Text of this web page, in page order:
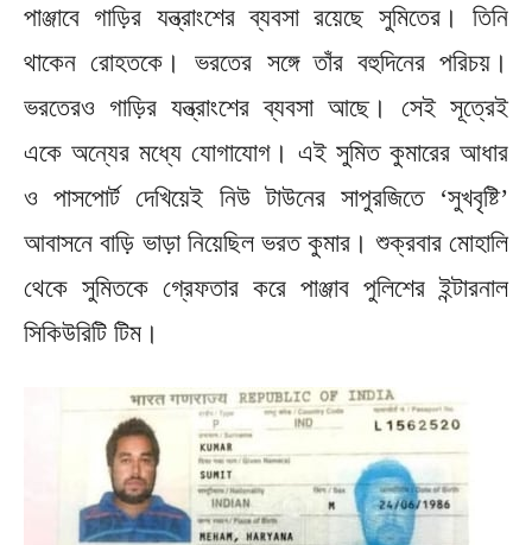
পাঞ্জাবে গাড়ির যন্ত্রাংশের ব্যবসা রয়েছে সুমিতের। তিনি
থাকেন রোহতকে। ভরতের সঙ্গে তাঁর বহুদিনের পরিচয়।
ভরতেরও গাড়ির যন্ত্রাংশের ব্যবসা আছে। সেই সূত্রেই
একে অন্যের মধ্যে যোগাযোগ। এই সুমিত কুমারের আধার
ও পাসপোর্ট দেখিয়েই নিউ টাউনের সাপুরজিতে ‘সুখবৃষ্টি’
আবাসনে বাড়ি ভাড়া নিয়েছিল ভরত কুমার। শুক্রবার মোহালি
থেকে সুমিতকে গ্রেফতার করে পাঞ্জাব পুলিশের ইন্টারনাল
সিকিউরিটি টিম।